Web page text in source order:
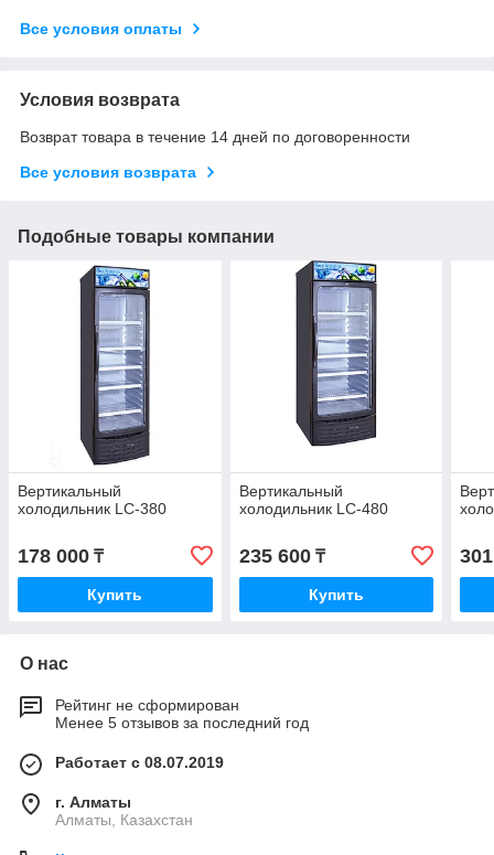
Все условия оплаты
Условия возврата
Возврат товара в течение 14 дней по договоренности
Все условия возврата
Подобные товары компании
Вертикальный
холодильник LC-380
178 000 ₸
Купить
Вертикальный
холодильник LC-480
235 600₸
Купить
О нас
Рейтинг не сформирован
Менее 5 отзывов за последний год
Работает с 08.07.2019
г. Алматы
Алматы, Казахстан